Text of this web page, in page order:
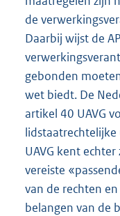
de
Daarbij wijst de
gebonden
wet biedt. De
artikel 40 UAVG
UAVG kent
vereiste
van de rechten
belangen van de